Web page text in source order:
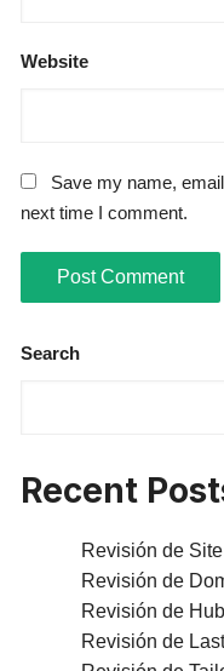
Website
Save my name,
next time I comment.
Search
Recent
Revisión de
Revisión de
Revisión de
Revisión de